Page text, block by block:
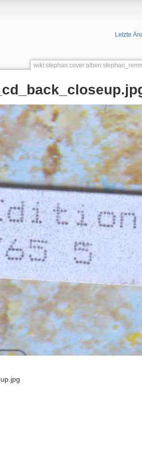
Letzte